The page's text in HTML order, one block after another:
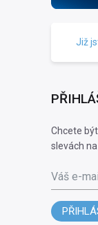
Již
Chcete
slevách
Váš e-